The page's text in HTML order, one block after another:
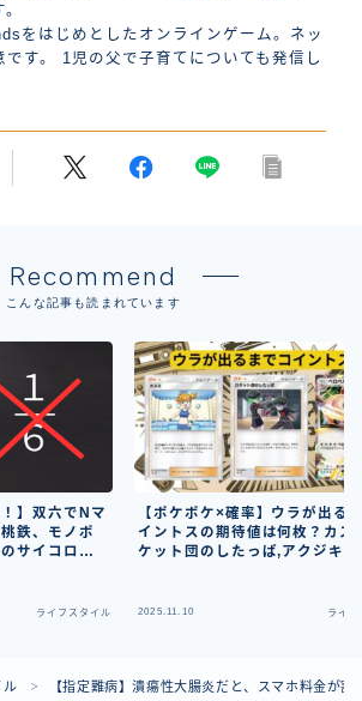
をはじめとしたオンラインゲーム。ネッ
です。 1児の父で子育てについても発信し
Recommend
こんな記事も読まれています
】双六でNマ
鉄、モノポ
サイコロを
ライフスタイル
【ポケポケ×確率】ウラが出る
イントスの期待値は何枚？カス
ケット団のしたっぱ,アクジキン
2025.11.10 ライフ
ル ＞ 【指定難病】潰瘍性大腸炎だと、スマホ料金が